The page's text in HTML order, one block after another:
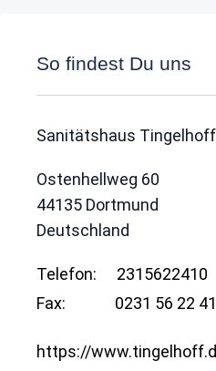
So findest Du uns
Sanitätshaus Tingelhoff
Ostenhellweg 60
44135 Dortmund
Deutschland
Telefon:
2315622410
Fax:
0231 56 22
https://